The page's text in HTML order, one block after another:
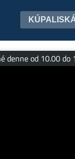
do 17.00